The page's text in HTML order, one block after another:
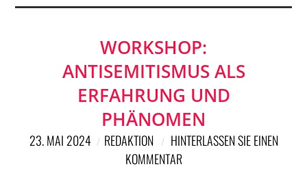
ÜBER UNS
WORKSHOP:
ANTISEMITISMUS ALS
ERFAHRUNG UND
PHÄNOMEN
23. MAI 2024 REDAKTION
HINTERLASSEN SIE EINEN
KOMMENTAR